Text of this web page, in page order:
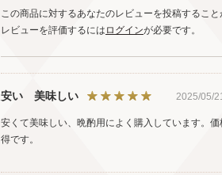
この商品に対するあなたのレビューを投稿すること
レビューを評価するには ログインが必要です。
安い 美味しい 2025/05/
安くて美味しい、晩酌用によく購入しています。
得です。